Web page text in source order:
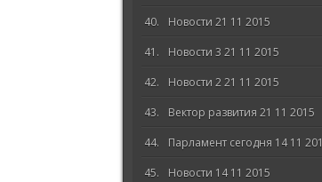
Новости 21 11 2015
Новости 3 21 11 2015
Новости 2 21 11 2015
Вектор развития 21 11 2015
Парламент сегодня 14 11
Новости 14 11 2015